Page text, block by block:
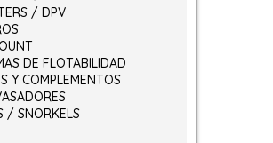
/ DPV
DE FLOTABILIDAD
Y COMPLEMENTOS
/ SNORKELS